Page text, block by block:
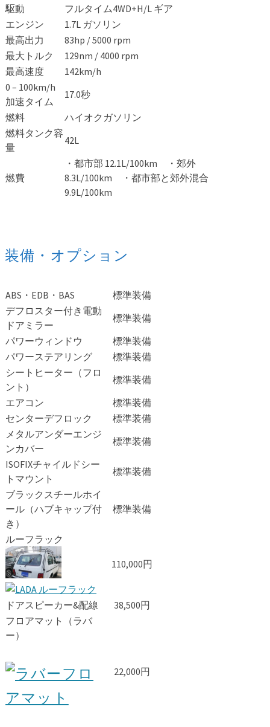
駆動
フルタイム4WD+H/L ギア
エンジン
1.7L ガソリン
最高出力
83hp / 5000 rpm
最大トルク
129nm / 4000 rpm
最高速度
142km/h
0 – 100km/h
加速タイム
17.0秒
燃料
ハイオクガソリン
燃料タンク容
量
42L
燃費
・都市部 12.1L/100km ・郊外
8.3L/100km ・都市部と郊外混合
9.9L/100km
装備・オプション
ABS・EDB・BAS
標準装備
デフロスター付き電動
ドアミラー
標準装備
パワーウィンドウ
標準装備
パワーステアリング
標準装備
シートヒーター（フロ
ント）
標準装備
エアコン
標準装備
センターデフロック
標準装備
メタルアンダーエンジ
ンカバー
標準装備
ISOFIXチャイルドシー
トマウント
標準装備
ブラックスチールホイ
ール（ハブキャップ付
き）
標準装備
ルーフラック
110,000円
ドアスピーカー&配線
38,500円
フロアマット（ラバ
ー）
22,000円